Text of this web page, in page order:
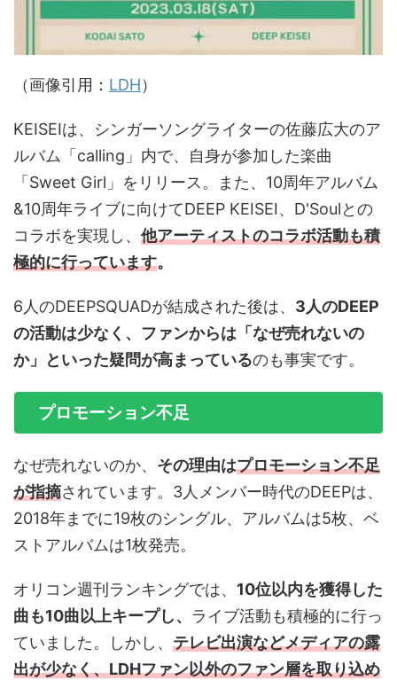
（画像引用： LDH）
KEISEIは、シンガーソングライターの佐藤広大のア
ルバム「calling」内で、自身が参加した楽曲
「Sweet Girl」をリリース。また、10周年アルバム
&10周年ライブに向けてDEEP KEISEI、D'Soulとの
コラボを実現し、 他アーティストのコラボ活動も積
極的に行っています。
6人のDEEPSQUADが結成された後は、 3人のDEEP
の活動は少なく、ファンからは「なぜ売れないの
か」といった疑問が高まっているのも事実です。
プロモーション不足
なぜ売れないのか、 その理由はプロモーション不足
が指摘されています。3人メンバー時代のDEEPは、
2018年までに19枚のシングル、アルバムは5枚、ベ
ストアルバムは1枚発売。
オリコン週刊ランキングでは、 10位以内を獲得した
曲も10曲以上キープし、 ライブ活動も積極的に行っ
ていました。しかし、 テレビ出演などメディアの露
出が少なく、LDHファン以外のファン層を取り込め